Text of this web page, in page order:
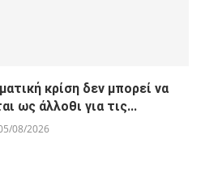
κρίση δεν μπορεί να
ως άλλοθι για τις...
08/2026